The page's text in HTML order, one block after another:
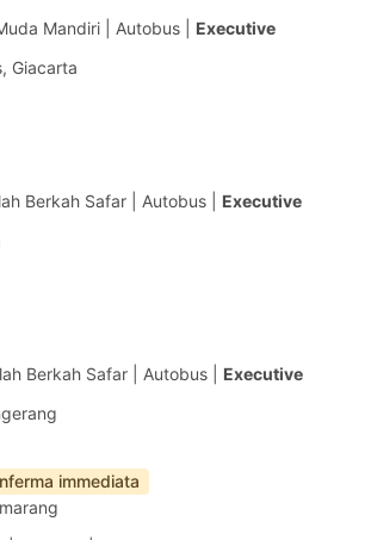
Mandiri Autobus Executive
Giacarta
Berkah Safar Autobus Executive
Berkah Safar Autobus Executive
immediata